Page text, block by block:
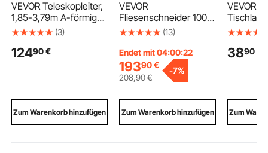
VEVOR Teleskopleiter,
1,85-3,79m A-förmige
Aluminium-
Klappbleiter mit
Mehrzweckleitern für
Wohnmobil, Camper
(3)
12490€
Zum Warenkorb hinzufügen
VEVOR
Fliesenschneider 1000
mm,
ne mit Verschiebbarem
Schneidkopf &
Federbelasteter Basis,
Winkelanschlag,
Wolframkarbid-
Trennscheibe,
(13)
Endet mit 04:00:21
19390 €
208,90€
-7%
Zum Warenkorb hinzufügen
VEVOR
mAh
dimmbar
3890
Zum